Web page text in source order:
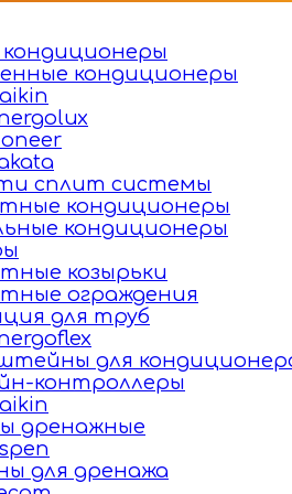
кондиционеры
сплит системы
кондиционеры
кондиционеры
козырьки
ограждения
для труб
для
контроллеры
дренажные
для дренажа